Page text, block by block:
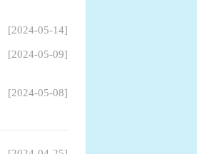
[2024-05-14]
[2024-05-09]
[2024-05-08]